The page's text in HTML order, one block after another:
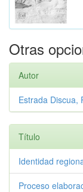
Otras
Autor
Estrada Discua,
Título
Identidad
Proceso